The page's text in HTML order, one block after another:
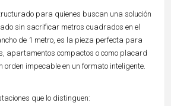
para quienes buscan una solución
sin sacrificar metros cuadrados en el
de 1 metro, es la pieza perfecta para
apartamentos compactos o como placard
orden impecable en un formato inteligente.
que lo distinguen: